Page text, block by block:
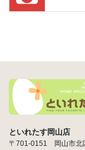
といれたす岡山店
〒701-0151 岡山市北